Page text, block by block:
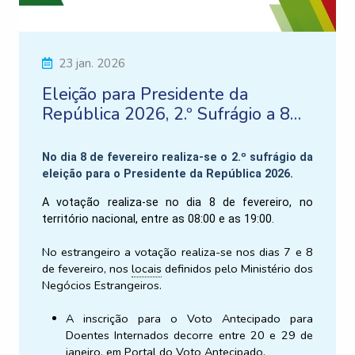
23 jan. 2026
Eleição para Presidente da
República 2026, 2.º Sufrágio a 8
No dia 8 de fevereiro realiza-se o 2.º sufrágio da
eleição para o Presidente da República 2026.
A votação realiza-se no dia 8 de fevereiro, no
território nacional, entre as 08:00 e as 19:00.
No estrangeiro a votação realiza-se nos dias 7 e 8
de fevereiro, nos locais definidos pelo Ministério dos
Negócios Estrangeiros.
A inscrição para o Voto Antecipado para
Doentes Internados decorre entre 20 e 29 de
janeiro, em Portal do Voto Antecipado.